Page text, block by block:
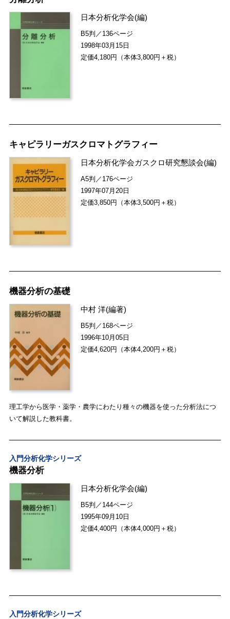
日本分析化学会(編)
B5判／136ページ
1998年03月15日
定価4,180円（本体3,800円＋税）
キャピラリーガスクロマトグラフィー
日本分析化学会ガスクロ研究懇談会(編)
A5判／176ページ
1997年07月20日
定価3,850円（本体3,500円＋税）
機器分析の基礎
中村 洋(編著)
B5判／168ページ
1996年10月05日
定価4,620円（本体4,200円＋税）
理工学から医学・薬学・農学にわたり種々の機器を使った分析法につ
いて解説した教科書。
入門分析化学シリーズ
機器分析
日本分析化学会(編)
B5判／144ページ
1995年09月10日
定価4,400円（本体4,000円＋税）
入門分析化学シリーズ